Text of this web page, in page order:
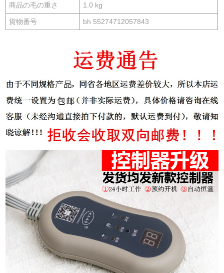
商品の毛の重さ 1.0 kg
貨物番号 bh 55274712057843